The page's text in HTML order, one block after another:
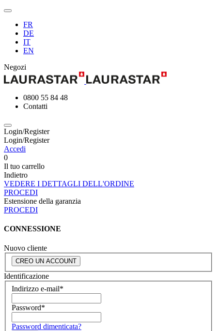
FR
DE
IT
EN
Negozi
0800 55 84 48
Contatti
Login/Register
Login/Register
Accedi
0
Il tuo carrello
Indietro
VEDERE I DETTAGLI DELL'ORDINE
PROCEDI
Estensione della garanzia
PROCEDI
CONNESSIONE
Nuovo cliente
CREO UN ACCOUNT
Identificazione
Indirizzo e-mail*
Password*
Password dimenticata?